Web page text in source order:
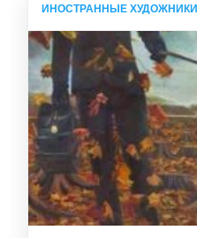
ИНОСТРАННЫЕ ХУДОЖНИКИ